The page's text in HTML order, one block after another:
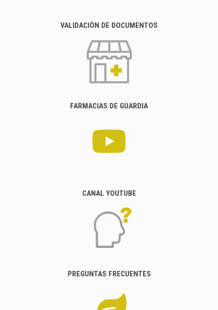
VALIDACIÓN DE DOCUMENTOS
FARMACIAS DE GUARDIA
CANAL YOUTUBE
PREGUNTAS FRECUENTES